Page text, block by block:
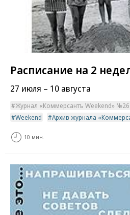
Расписание на 2
27 июля – 10 августа
Журнал «Коммерсантъ Weekend» №26
Weekend
Архив журнала
10 мин.